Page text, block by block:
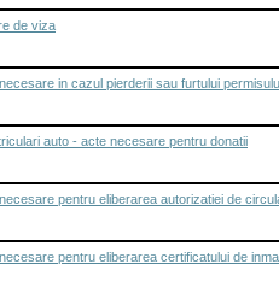
de viza
in cazul pierderii sau furtului
auto - acte necesare pentru donatii
pentru eliberarea autorizatiei de
pentru eliberarea certificatului de